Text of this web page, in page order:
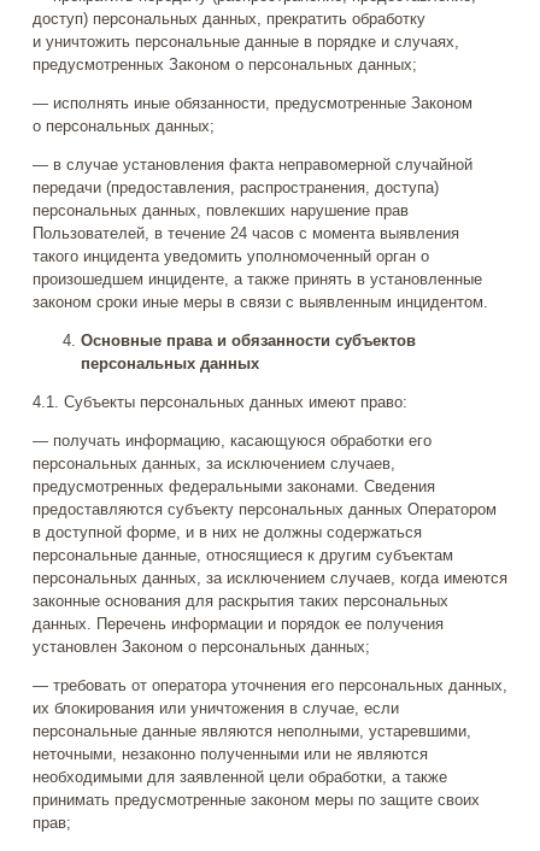
доступ) персональных данных, прекратить обработку
и уничтожить персональные данные в порядке и случаях,
предусмотренных Законом о персональных данных;
— исполнять иные обязанности, предусмотренные Законом
о персональных данных;
— в случае установления факта неправомерной случайной
передачи (предоставления, распространения, доступа)
персональных данных, повлекших нарушение прав
Пользователей, в течение 24 часов с момента выявления
такого инцидента уведомить уполномоченный орган о
произошедшем инциденте, а также принять в установленные
законом сроки иные меры в связи с выявленным инцидентом.
Основные права и обязанности субъектов
персональных данных
4.1. Субъекты персональных данных имеют право:
— получать информацию, касающуюся обработки его
персональных данных, за исключением случаев,
предусмотренных федеральными законами. Сведения
предоставляются субъекту персональных данных Оператором
в доступной форме, и в них не должны содержаться
персональные данные, относящиеся к другим субъектам
персональных данных, за исключением случаев, когда имеются
законные основания для раскрытия таких персональных
данных. Перечень информации и порядок ее получения
установлен Законом о персональных данных;
— требовать от оператора уточнения его персональных данных,
их блокирования или уничтожения в случае, если
персональные данные являются неполными, устаревшими,
неточными, незаконно полученными или не являются
необходимыми для заявленной цели обработки, а также
принимать предусмотренные законом меры по защите своих
прав;